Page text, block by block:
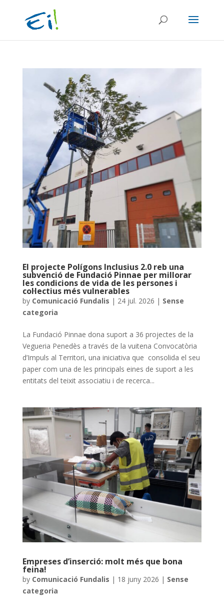
El projecte Polígons Inclusius 2.0 reb una
subvenció de Fundació Pinnae per millorar
les condicions de vida de les persones i
col·lectius més vulnerables
by Comunicació Fundalis | 24 jul. 2026 | Sense
categoria
La Fundació Pinnae dona suport a 36 projectes de la
Vegueria Penedès a través de la vuitena Convocatòria
d’Impuls al Territori, una iniciativa que consolida el seu
paper com una de les principals eines de suport a les
entitats del teixit associatiu i de recerca...
Empreses d’inserció: molt més que bona
feina!
by Comunicació Fundalis | 18 juny 2026 | Sense
categoria